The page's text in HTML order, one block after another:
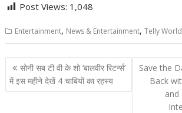
Post Views: 1,048
Entertainment, News & Entertainment,Telly World
Post
navigation
सोनी सब टी वी के शो ‘बालवीर रिटर्न्‍स’
में इस महीने देखें 4 चाबियों का रहस्‍य
Save the
Back
and